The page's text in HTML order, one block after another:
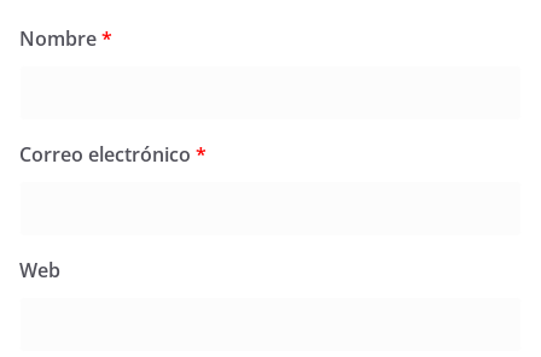
Nombre*
Correo electrónico *
Web